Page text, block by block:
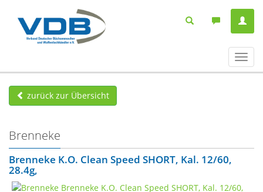
ein-/
zurück zur Übersicht
Brenneke
Brenneke K.O. Clean Speed SHORT, Kal. 12/60,
28.4g,